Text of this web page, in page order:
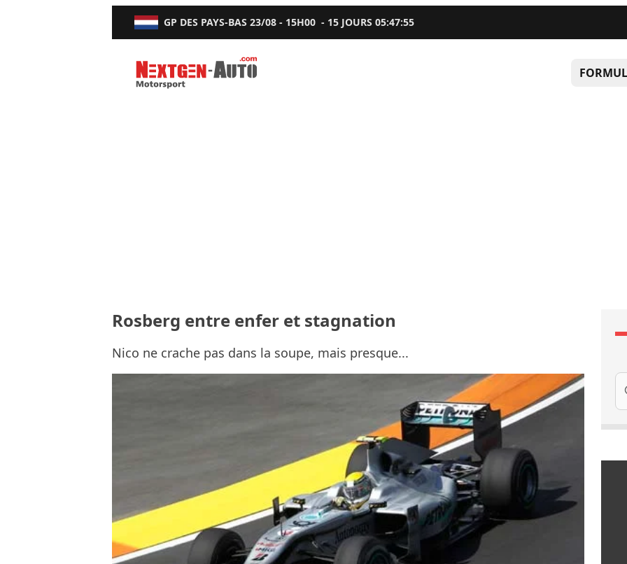
GP DES PAYS-BAS 23/08 - 15H00 - 15 JOURS05:47:54
Nextgen-Auto.com
Rosberg entre enfer et stagnation
Nico ne crache pas dans la soupe, mais presque...